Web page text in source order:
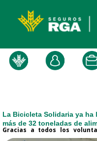
La Bicicleta Solidaria ya
más de 32 toneladas de
Gracias a todos los